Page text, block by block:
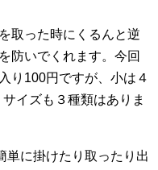
取った時にくるんと逆
防いでくれます。今回
り100円ですが、小は４
イズも３種類はありま
単に掛けたり取ったり出